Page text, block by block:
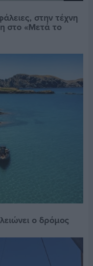
στην τέχνη
στο «Μετά το
ο δρόμος